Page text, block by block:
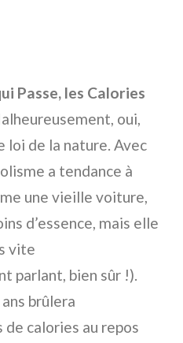
Passe, les Calories
oui,
loi de la nature. Avec
a tendance à
une vieille voiture,
d’essence, mais elle
vite
parlant, bien sûr !).
brûlera
calories au repos